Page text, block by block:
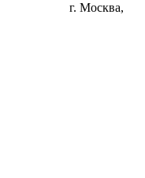
г. Москва,